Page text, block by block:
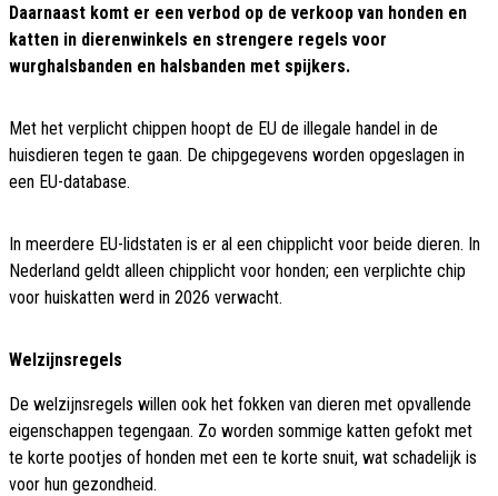
Daarnaast komt er een verbod op de verkoop van honden en
katten in dierenwinkels en strengere regels voor
wurghalsbanden en halsbanden met spijkers.
Met het verplicht chippen hoopt de EU de illegale handel in de
huisdieren tegen te gaan. De chipgegevens worden opgeslagen in
een EU-database.
In meerdere EU-lidstaten is er al een chipplicht voor beide dieren. In
Nederland geldt alleen chipplicht voor honden; een verplichte chip
voor huiskatten werd in 2026 verwacht.
Welzijnsregels
De welzijnsregels willen ook het fokken van dieren met opvallende
eigenschappen tegengaan. Zo worden sommige katten gefokt met
te korte pootjes of honden met een te korte snuit, wat schadelijk is
voor hun gezondheid.